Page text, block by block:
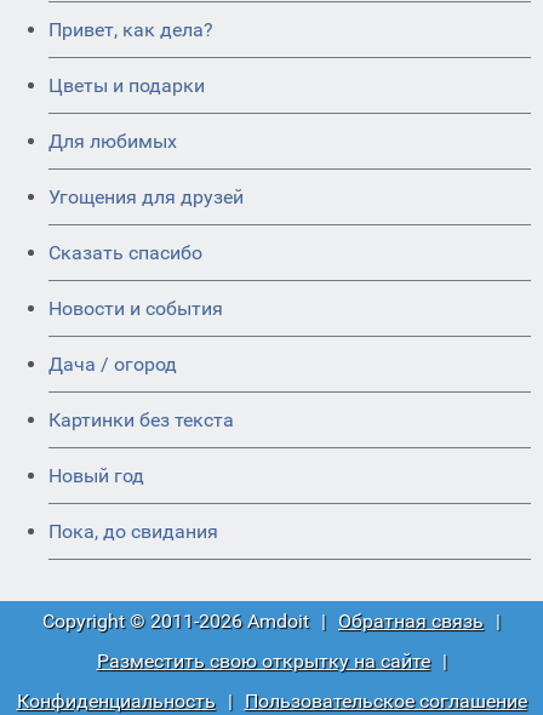
Привет, как дела?
Цветы и подарки
Для любимых
Угощения для друзей
Сказать спасибо
Новости и события
Дача / огород
Картинки без текста
Новый год
Пока, до свидания
Copyright © 2011-2026 Amdoit | Обратная связь |
Разместить свою открытку на сайте
|
Конфиденциальность
| Пользовательское соглашение